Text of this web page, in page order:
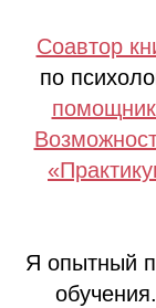
Соавтор
по
Я опытный